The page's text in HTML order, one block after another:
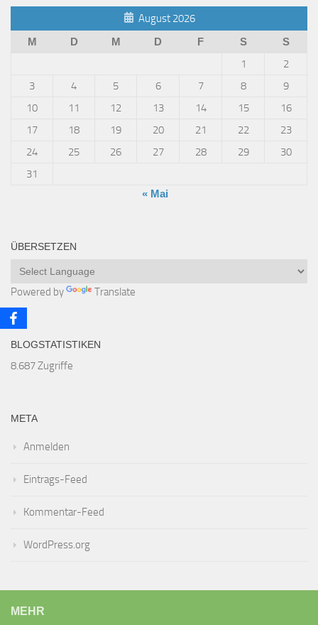
August 2026
M D M D F S S
1
2
3
4 5 6 7 8
9
10
11 12 13 14 15
16
17
18 19 20 21 22
23
24
25 26 27 28 29
30
31
« Mai
ÜBERSETZEN
Powered by Translate
BLOGSTATISTIKEN
8.687 Zugriffe
META
Anmelden
Eintrags-Feed
Kommentar-Feed
WordPress.org
MEHR